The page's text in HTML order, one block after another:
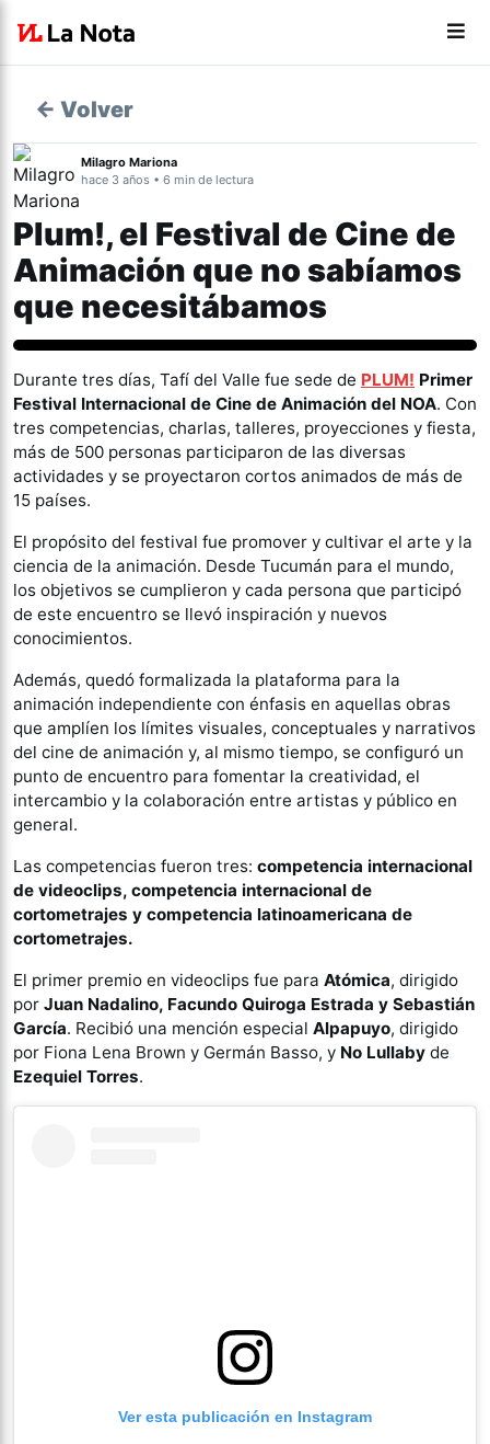
← Volver
Milagro Mariona
hace 3 años • 6 min de lectura
Plum!, el Festival de Cine de
Animación que no sabíamos
que necesitábamos
Durante tres días, Tafí del Valle fue sede de PLUM! Primer
Festival Internacional de Cine de Animación del NOA. Con
tres competencias, charlas, talleres, proyecciones y fiesta,
más de 500 personas participaron de las diversas
actividades y se proyectaron cortos animados de más de
15 países.
El propósito del festival fue promover y cultivar el arte y la
ciencia de la animación. Desde Tucumán para el mundo,
los objetivos se cumplieron y cada persona que participó
de este encuentro se llevó inspiración y nuevos
conocimientos.
Además, quedó formalizada la plataforma para la
animación independiente con énfasis en aquellas obras
que amplíen los límites visuales, conceptuales y narrativos
del cine de animación y, al mismo tiempo, se configuró un
punto de encuentro para fomentar la creatividad, el
intercambio y la colaboración entre artistas y público en
general.
Las competencias fueron tres: competencia internacional
de videoclips, competencia internacional de
cortometrajes y competencia latinoamericana de
cortometrajes.
El primer premio en videoclips fue para Atómica, dirigido
por Juan Nadalino, Facundo Quiroga Estrada y Sebastián
García. Recibió una mención especial Alpapuyo, dirigido
por Fiona Lena Brown y Germán Basso, y No Lullaby de
Ezequiel Torres.
Ver esta publicación en Instagram